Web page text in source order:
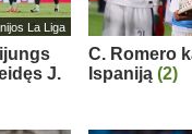
La Liga
J.
C. Romero
Ispaniją(2)